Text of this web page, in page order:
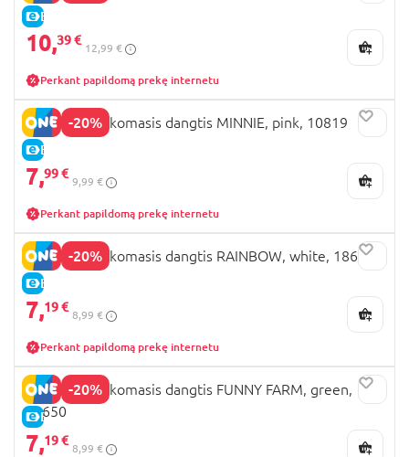
E-KAINA
10,39 €
12,99 €
Perkant papildomą prekę internetu
-20%
E-KAINA
KEEEPER mokomasis dangtis MINNIE, pink, 10819
7,99 €
9,99 €
Perkant papildomą prekę internetu
-20%
E-KAINA
KEEEPER mokomasis dangtis RAINBOW, white, 18650
7,19 €
8,99 €
Perkant papildomą prekę internetu
-20%
E-KAINA
KEEEPER mokomasis dangtis FUNNY FARM, green,
18650
7,19 €
8,99 €